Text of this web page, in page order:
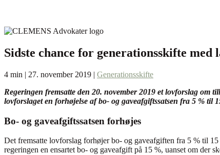
Sidste chance for generationsskifte
4 min | 27. november 2019 | Generationsskifte
Regeringen fremsatte den 20. november 2019 et lovforslag om
lovforslaget en forhøjelse af bo- og gaveafgiftssatsen fra 5 % til
Bo- og gaveafgiftssatsen forhøjes
Det fremsatte lovforslag forhøjer bo- og gaveafgiften fra 5 % til
regeringen en ensartet bo- og gaveafgift på 15 %, uanset om der